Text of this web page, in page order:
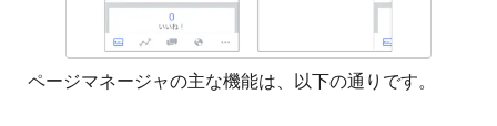
ページマネージャの主な機能は、以下の通りです。